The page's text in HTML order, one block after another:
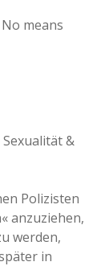
means
&
Polizisten
anzuziehen,
werden,
in